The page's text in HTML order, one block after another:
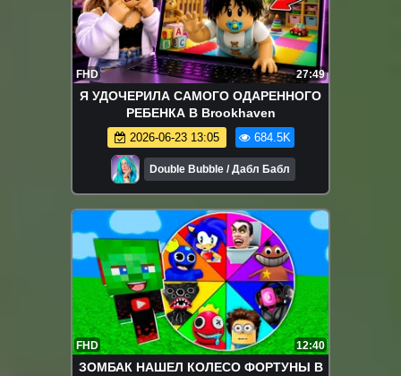
FHD 27:49
Я УДОЧЕРИЛА САМОГО ОДАРЕННОГО
РЕБЕНКА В Brookhaven
2026-06-23 13:05 684.5K
Double Bubble / Дабл Бабл
FHD 12:40
ЗОМБАК НАШЕЛ КОЛЕСО ФОРТУНЫ В